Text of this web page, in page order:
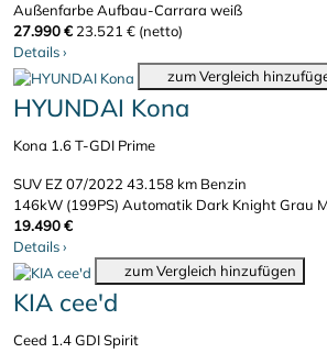
Außenfarbe Aufbau-Carrara weiß
27.990 € 23.521 € (netto)
Details›
zum Vergleich
HYUNDAI Kona
Kona 1.6 T-GDI Prime
SUV EZ 07/202243.158 km Benzin
146kW (199PS) Automatik Dark Knight Grau
19.490 €
Details›
zum Vergleich hinzufügen
KIA cee'd
Ceed 1.4 GDI Spirit